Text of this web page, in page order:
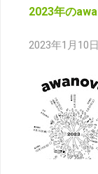
2023年の
2023年1月10日